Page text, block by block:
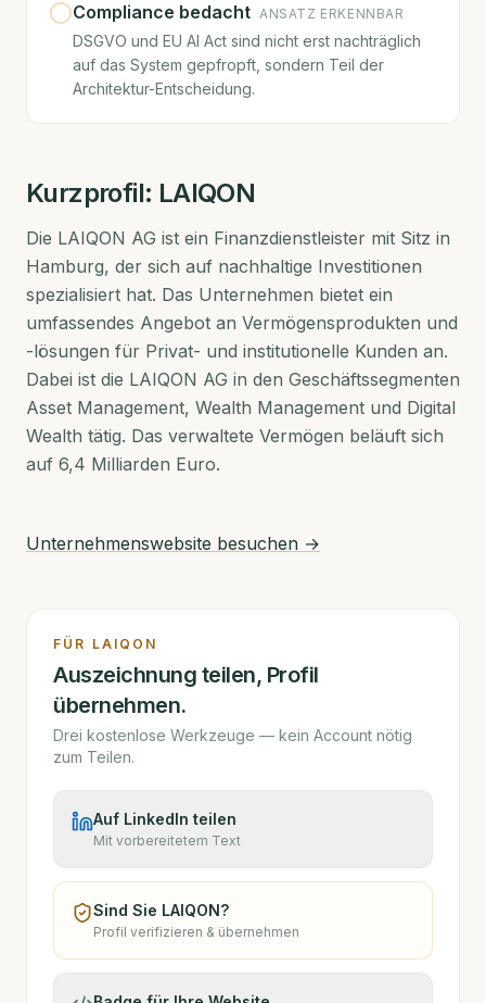
Compliance bedacht ANSATZ ERKENNBAR
DSGVO und EU AI Act sind nicht erst nachträglich
auf das System gepfropft, sondern Teil der
Architektur-Entscheidung.
Kurzprofil: LAIQON
Die LAIQON AG ist ein Finanzdienstleister mit Sitz in
Hamburg, der sich auf nachhaltige Investitionen
spezialisiert hat. Das Unternehmen bietet ein
umfassendes Angebot an Vermögensprodukten und
-lösungen für Privat- und institutionelle Kunden an.
Dabei ist die LAIQON AG in den Geschäftssegmenten
Asset Management, Wealth Management und Digital
Wealth tätig. Das verwaltete Vermögen beläuft sich
auf 6,4 Milliarden Euro.
Unternehmenswebsite besuchen →
FÜR LAIQON
Auszeichnung teilen, Profil
übernehmen.
Drei kostenlose Werkzeuge — kein Account nötig
zum Teilen.
Auf LinkedIn teilen
Mit vorbereitetem Text
Sind Sie LAIQON?
Profil verifizieren & übernehmen